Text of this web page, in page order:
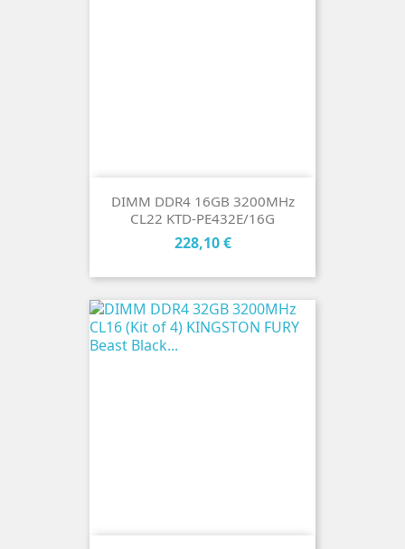
DIMM DDR4 16GB 3200MHz
CL22 KTD-PE432E/16G
Cena
228,10 €